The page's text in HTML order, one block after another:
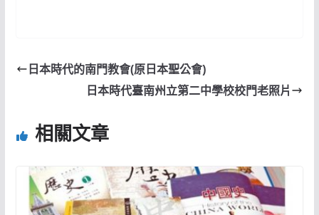
日本時代的南門教會(原日本聖公會)
日本時代臺南州立第二中學校校門老照片
相關文章